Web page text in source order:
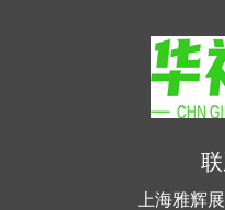
一、环保购
环保购物袋
上海雅辉